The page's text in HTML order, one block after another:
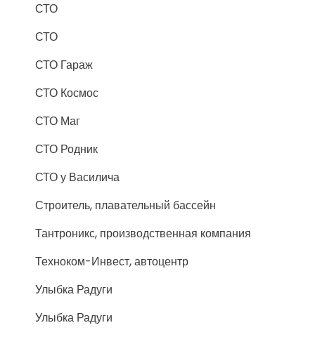
СТО
СТО
СТО Гараж
СТО Космос
СТО Маг
СТО Родник
СТО у Василича
Строитель, плавательный бассейн
Тантроникс, производственная компания
Техноком-Инвест, автоцентр
Улыбка Радуги
Улыбка Радуги